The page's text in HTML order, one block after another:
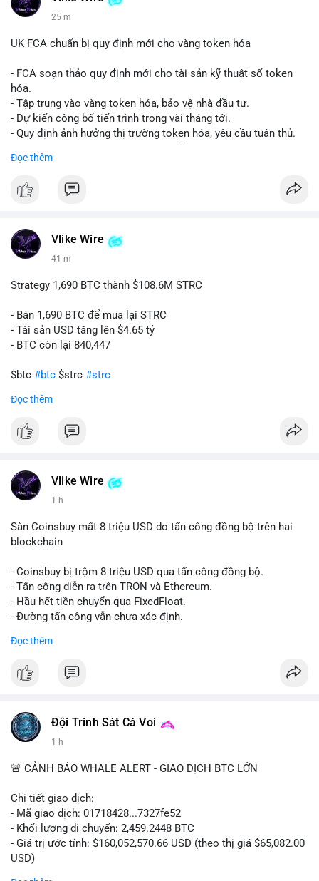
25 m
UK FCA chuẩn bị quy định mới cho vàng token hóa
- FCA soạn thảo quy định mới cho tài sản kỹ thuật số token
hóa.
- Tập trung vào vàng token hóa, bảo vệ nhà đầu tư.
- Dự kiến công bố tiến trình trong vài tháng tới.
- Quy định ảnh hưởng thị trường token hóa, yêu cầu tuân thủ.
#binancesquare
#vlikevn #titanbot
Đọc thêm
Vlike Wire
41 m
Strategy 1,690 BTC thành $108.6M STRC
- Bán 1,690 BTC để mua lại STRC
- Tài sản USD tăng lên $4.65 tỷ
- BTC còn lại 840,447
$btc #btc $strc #strc
#vlikevn
📰 Nguồn: Cointelegraph
Đọc thêm
Vlike Wire
1 h
Sàn Coinsbuy mất 8 triệu USD do tấn công đồng bộ trên hai
blockchain
- Coinsbuy bị trộm 8 triệu USD qua tấn công đồng bộ.
- Tấn công diễn ra trên TRON và Ethereum.
- Hầu hết tiền chuyển qua FixedFloat.
- Đường tấn công vẫn chưa xác định.
#binancesquare
$trx $eth
📰 Nguồn: CoinDesk
Đọc thêm
Đội Trinh Sát Cá Voi
1 h
🚨 CẢNH BÁO WHALE ALERT - GIAO DỊCH BTC LỚN
Chi tiết giao dịch:
- Mã giao dịch: 01718428...7327fe52
- Khối lượng di chuyển: 2,459.2448 BTC
- Giá trị ước tính: $160,052,570.66 USD (theo thị giá $65,082.00
USD)